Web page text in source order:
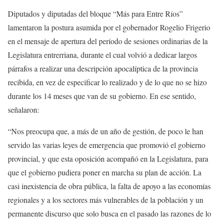
Diputados y diputadas del bloque “Más para Entre Ríos”
lamentaron la postura asumida por el gobernador Rogelio Frigerio
en el mensaje de apertura del período de sesiones ordinarias de la
Legislatura entrerriana, durante el cual volvió a dedicar largos
párrafos a realizar una descripción apocalíptica de la provincia
recibida, en vez de especificar lo realizado y de lo que no se hizo
durante los 14 meses que van de su gobierno. En ese sentido,
señalaron:
“Nos preocupa que, a más de un año de gestión, de poco le han
servido las varias leyes de emergencia que promovió el gobierno
provincial, y que esta oposición acompañó en la Legislatura, para
que el gobierno pudiera poner en marcha su plan de acción. La
casi inexistencia de obra pública, la falta de apoyo a las economías
regionales y a los sectores más vulnerables de la población y un
permanente discurso que solo busca en el pasado las razones de lo